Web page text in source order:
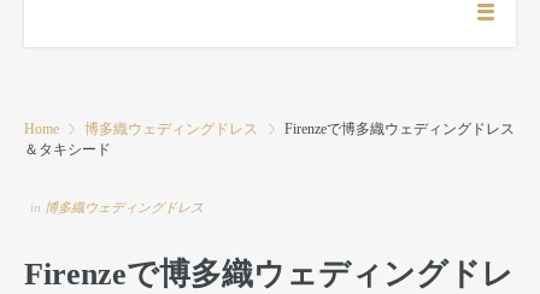
Home 博多織ウェディングドレス
Firenzeで博多織ウェディングドレス
＆タキシード
in 博多織ウェディングドレス
Firenzeで博多織ウェディングドレ